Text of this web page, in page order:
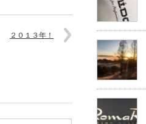
２０１３年！